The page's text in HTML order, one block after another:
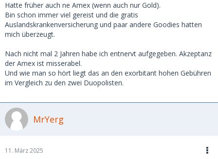
Hatte früher auch ne Amex (wenn auch nur Gold).
Bin schon immer viel gereist und die gratis
Auslandskrankenversicherung und paar andere Goodies hatten
mich überzeugt.
Nach nicht mal 2 Jahren habe ich entnervt aufgegeben. Akzeptanz
der Amex ist misserabel.
Und wie man so hört liegt das an den exorbitant hohen Gebühren
im Vergleich zu den zwei Duopolisten.
MrYerg
11. März 2025